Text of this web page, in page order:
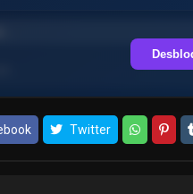
Twitter